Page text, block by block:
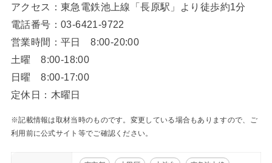
アクセス：東急電鉄池上線「長原駅」より徒歩約1分
電話番号：03-6421-9722
営業時間：平日 8:00-20:00
土曜 8:00-18:00
日曜 8:00-17:00
定休日：木曜日
※記載情報は取材当時のものです。変更している場合もありますので、ご
利用前に公式サイト等でご確認ください。